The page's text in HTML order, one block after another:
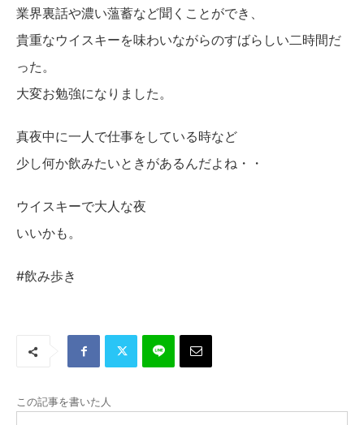
業界裏話や濃い薀蓄など聞くことができ、
貴重なウイスキーを味わいながらのすばらしい二時間だ
った。
大変お勉強になりました。
真夜中に一人で仕事をしている時など
少し何か飲みたいときがあるんだよね・・
ウイスキーで大人な夜
いいかも。
#飲み歩き
この記事を書いた人